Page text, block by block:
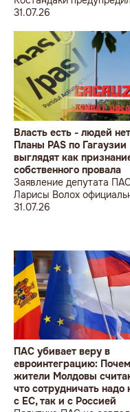
новой волне роста цен
31.07.26
Власть есть - людей
Планы PAS по Гагаузии
выглядят как
собственного провала
Заявление депутата ПАС
Ларисы Волох
подтвердило провал
31.07.26
ПАС убивает веру в
евроинтеграцию:
жители Молдовы
что сотрудничать надо
с ЕС, так и с Россией